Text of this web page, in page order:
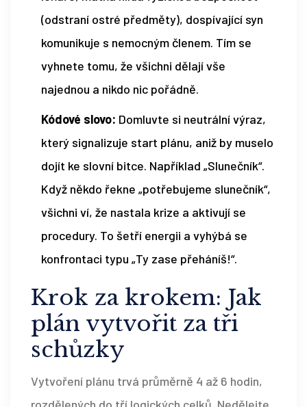
(odstraní ostré předměty), dospívající syn
komunikuje s nemocným členem. Tím se
vyhnete tomu, že všichni dělají vše
najednou a nikdo nic pořádně.
Kódové slovo: Domluvte si neutrální výraz,
který signalizuje start plánu, aniž by muselo
dojít ke slovní bitce. Například „Slunečník“.
Když někdo řekne „potřebujeme slunečník“,
všichni ví, že nastala krize a aktivují se
procedury. To šetří energii a vyhýbá se
konfrontaci typu „Ty zase přeháníš!“.
Krok za krokem: Jak
plán vytvořit za tři
schůzky
Vytvoření plánu trvá průměrně 4 až 6 hodin,